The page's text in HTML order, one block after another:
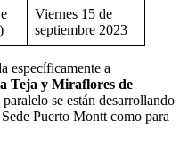
Viernes 15 de
septiembre 2023
específicamente a
Teja y Miraflores de
se están desarrollando
Puerto Montt como para